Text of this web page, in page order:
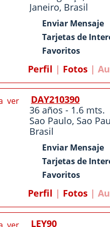
Janeiro, Brasil
Enviar Mensaje
Tarjetas de
Favoritos
Perfil | Fotos |
DAY210390
36 años - 1.6 mts.
Sao Paulo, Sao
Brasil
Enviar Mensaje
Tarjetas de
Favoritos
Perfil | Fotos |
LEY90